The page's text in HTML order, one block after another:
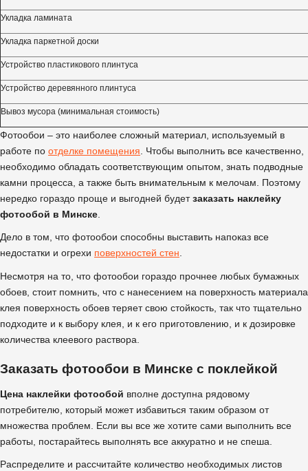
Укладка ламината
Укладка паркетной доски
Устройство пластикового плинтуса
Устройство деревянного плинтуса
Вывоз мусора (минимальная стоимость)
Фотообои – это наиболее сложный материал, используемый в
работе по отделке помещения . Чтобы выполнить все качественно,
необходимо обладать соответствующим опытом, знать подводные
камни процесса, а также быть внимательным к мелочам. Поэтому
нередко гораздо проще и выгодней будетзаказать наклейку
фотообой в Минске
Дело в том, что фотообои способны выставить напоказ все
недостатки и огрехи поверхностей стен
Несмотря на то, что фотообои гораздо прочнее любых бумажных
обоев, стоит помнить, что с нанесением на поверхность материала
клея поверхность обоев теряет свою стойкость, так что тщательно
подходите и к выбору клея, и к его приготовлению, и к дозировке
количества клеевого раствора.
Заказать фотообои в Минске с поклейкой
Цена наклейки фотообой вполне доступна рядовому
потребителю, который может избавиться таким образом от
множества проблем. Если вы все же хотите сами выполнить все
работы, постарайтесь выполнять все аккуратно и не спеша.
Распределите и рассчитайте количество необходимых листов